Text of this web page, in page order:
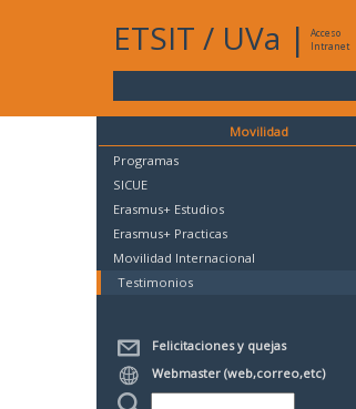
ETSIT / UVa |
Acceso
Intranet
Movilidad
Programas
SICUE
Erasmus+ Estudios
Erasmus+ Practicas
Movilidad Internacional
Testimonios
Felicitaciones y quejas
Webmaster (web,correo,etc)